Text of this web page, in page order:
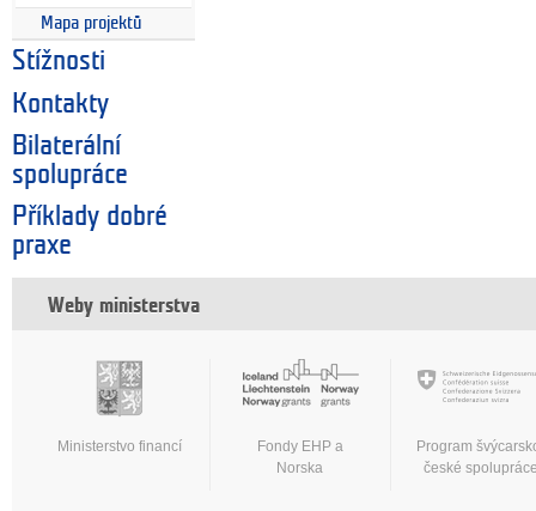
Mapa projektů
Stížnosti
Kontakty
Bilaterální
spolupráce
Příklady dobré
praxe
Weby ministerstva
Ministerstvo financí
Fondy EHP a
Norska
Program
české